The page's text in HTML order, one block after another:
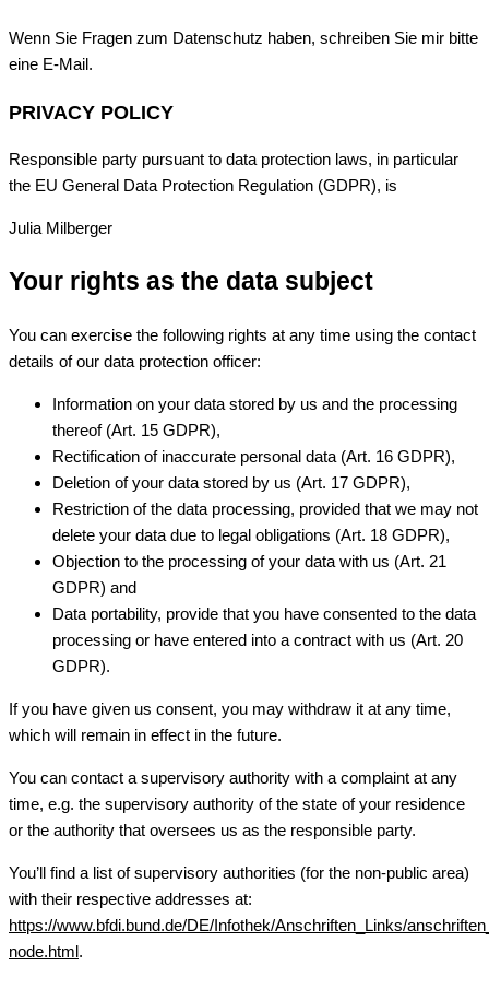
Wenn Sie Fragen zum Datenschutz haben, schreiben Sie mir bitte
eine E-Mail.
PRIVACY POLICY
Responsible party pursuant to data protection laws, in particular
the EU General Data Protection Regulation (GDPR), is
Julia Milberger
Your rights as the data subject
You can exercise the following rights at any time using the contact
details of our data protection officer:
Information on your data stored by us and the processing
thereof (Art. 15 GDPR),
Rectification of inaccurate personal data (Art. 16 GDPR),
Deletion of your data stored by us (Art. 17 GDPR),
Restriction of the data processing, provided that we may not
delete your data due to legal obligations (Art. 18 GDPR),
Objection to the processing of your data with us (Art. 21
GDPR) and
Data portability, provide that you have consented to the data
processing or have entered into a contract with us (Art. 20
GDPR).
If you have given us consent, you may withdraw it at any time,
which will remain in effect in the future.
You can contact a supervisory authority with a complaint at any
time, e.g. the supervisory authority of the state of your residence
or the authority that oversees us as the responsible party.
You’ll find a list of supervisory authorities (for the non-public area)
with their respective addresses at:
https://www.bfdi.bund.de/DE/Infothek/Anschriften_Links/
node.html.